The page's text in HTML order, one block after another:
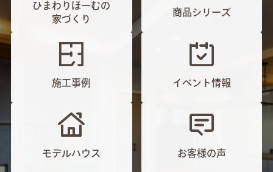
ひまわりほーむの
家づくり
商品シリーズ
施工事例 イベント情報
モデルハウス お客様の声